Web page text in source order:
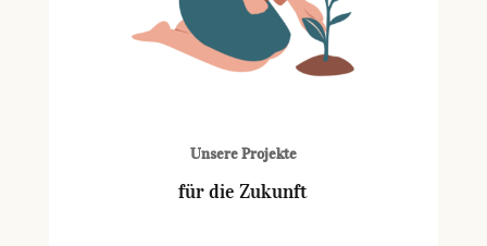
Unsere Projekte
für die Zukunft